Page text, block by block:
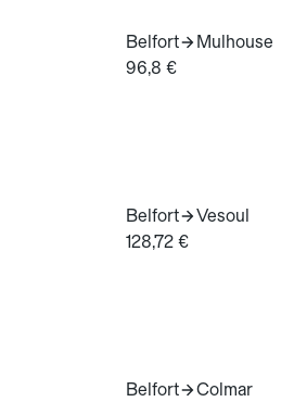
Belfort
Mulhouse
96,8 €
Belfort
Vesoul
128,72 €
Belfort
Colmar